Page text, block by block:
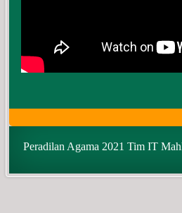
Peradilan Agama 2021 Tim IT